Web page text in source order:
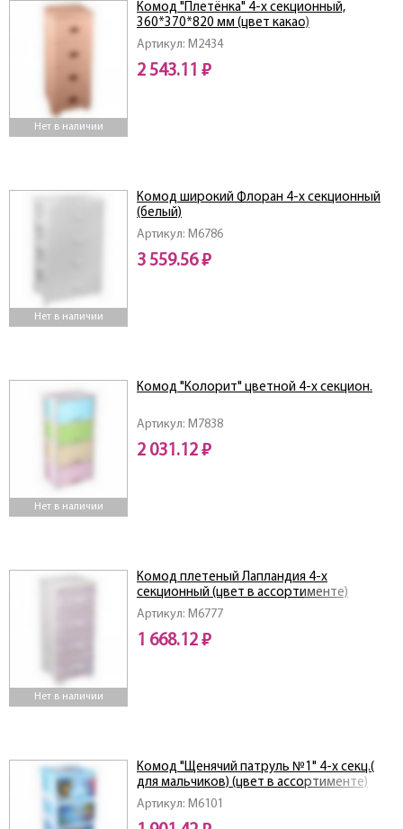
Нет в наличии
Артикул: M2434
Комод "Плетёнка" 4-х секционный,
360*370*820 мм (цвет какао)
2 543.11 ₽
Нет в наличии
Артикул: M6786
Комод широкий Флоран 4-х секционный
(белый)
3 559.56 ₽
Нет в наличии
Артикул: M7838
Комод "Колорит" цветной 4-х секцион.
2 031.12 ₽
Нет в наличии
Артикул: M6777
Комод плетеный Лапландия 4-х
секционный (цвет в ассортименте)
1 668.12 ₽
Артикул: M6101
Комод "Щенячий патруль №1" 4-х секц.(
для мальчиков) (цвет в ассортименте)